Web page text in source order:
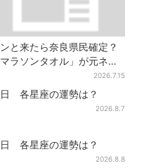
と来たら奈良県民確定？
マラソンタオル」が元ネタ
汗取りインナー、販売数5万
破
2026.7.15
日 各星座の運勢は？
2026.8.7
日 各星座の運勢は？
2026.8.8